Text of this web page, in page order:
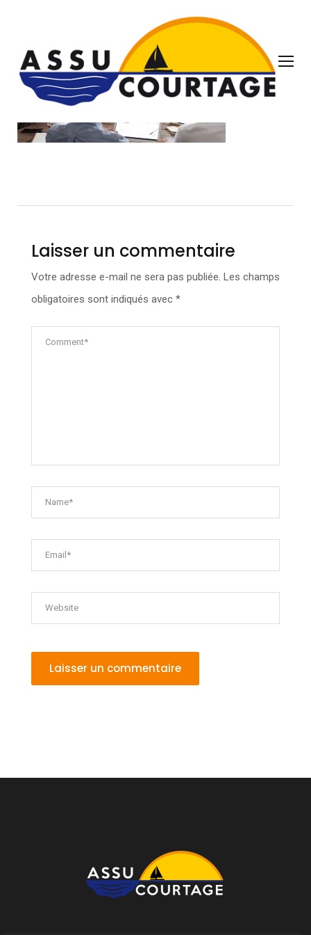
cta-min
Laisser un commentaire
Votre adresse e-mail ne sera pas publiée. Les champs
obligatoires sont indiqués avec *